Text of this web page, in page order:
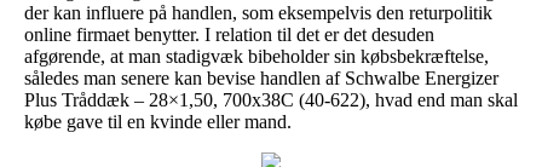
der kan influere på handlen, som eksempelvis den returpolitik
online firmaet benytter. I relation til det er det desuden
afgørende, at man stadigvæk bibeholder sin købsbekræftelse,
således man senere kan bevise handlen af Schwalbe Energizer
Plus Tråddæk – 28×1,50, 700x38C (40-622), hvad end man skal
købe gave til en kvinde eller mand.